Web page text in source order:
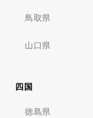
鳥取県
山口県
四国
徳島県